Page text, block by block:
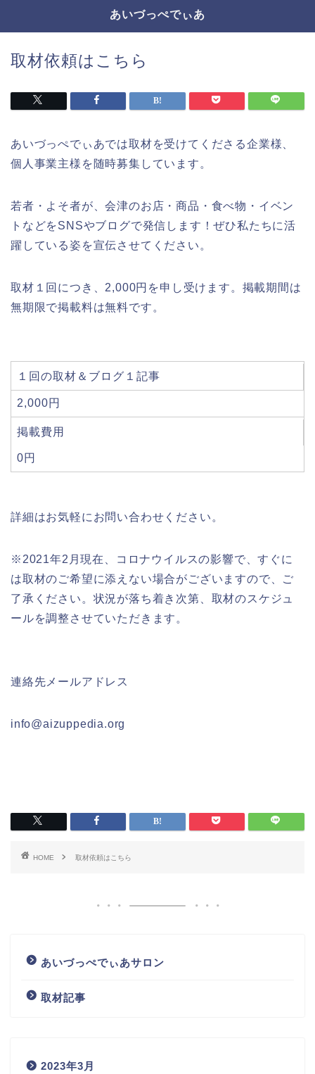
あいづっぺでぃあ
取材依頼はこちら
あいづっぺでぃあでは取材を受けてくださる企業様、
個人事業主様を随時募集しています。
若者・よそ者が、会津のお店・商品・食べ物・イベン
トなどをSNSやブログで発信します！ぜひ私たちに活
躍している姿を宣伝させてください。
取材１回につき、2,000円を申し受けます。掲載期間は
無期限で掲載料は無料です。
１回の取材＆ブログ１記事
2,000円
掲載費用
0円
詳細はお気軽にお問い合わせください。
※2021年2月現在、コロナウイルスの影響で、すぐに
は取材のご希望に添えない場合がございますので、ご
了承ください。状況が落ち着き次第、取材のスケジュ
ールを調整させていただきます。
連絡先メールアドレス
info@aizuppedia.org
HOME 取材依頼はこちら
あいづっぺでぃあサロン
取材記事
2023年3月